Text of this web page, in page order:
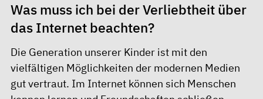
Was muss ich bei der Verliebtheit über
das Internet beachten?
Die Generation unserer Kinder ist mit den
vielfältigen Möglichkeiten der modernen Medien
gut vertraut. Im Internet können sich Menschen